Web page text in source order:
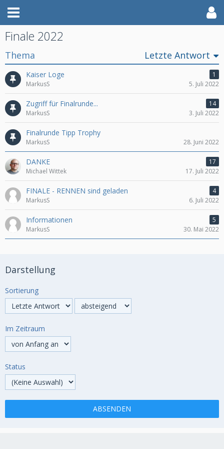
Finale 2022
Thema Letzte Antwort
Kaiser Loge
1
MarkusS
5. Juli 2022
Zugriff für Finalrunde...
14
MarkusS
3. Juli 2022
Finalrunde Tipp Trophy
MarkusS 28. Juni 2022
DANKE
17
Michael Wittek
17. Juli 2022
FINALE - RENNEN sind geladen
4
MarkusS
6. Juli 2022
Informationen
5
MarkusS
30. Mai 2022
Darstellung
Sortierung
Im Zeitraum
Status